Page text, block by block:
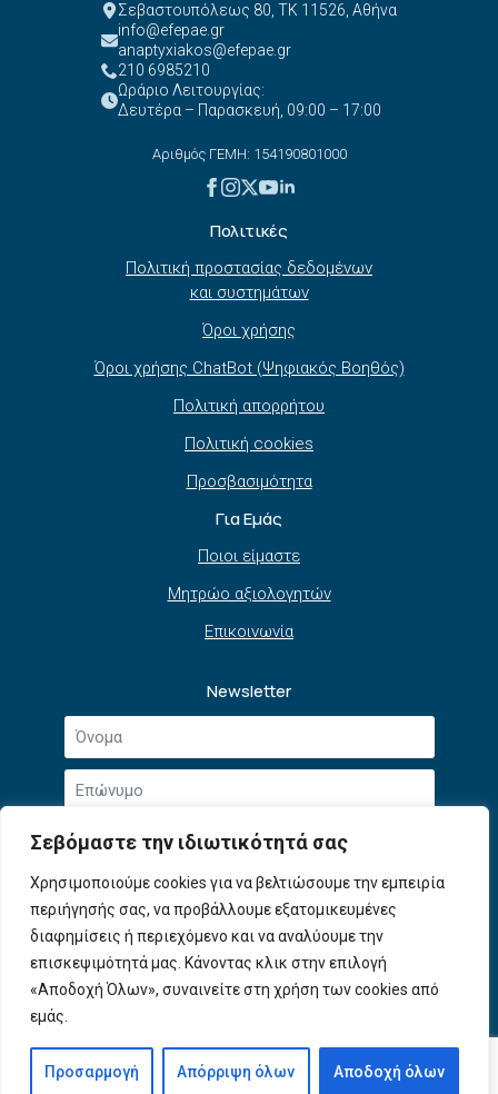
Σεβόμαστε την ιδιωτικότητά σας
Χρησιμοποιούμε cookies για να βελτιώσουμε την εμπειρία
περιήγησής σας, να προβάλλουμε εξατομικευμένες
διαφημίσεις ή περιεχόμενο και να αναλύουμε την
επισκεψιμότητά μας. Κάνοντας κλικ στην επιλογή
«Αποδοχή Όλων», συναινείτε στη χρήση των cookies από
εμάς.
Προσαρμογή Απόρριψη όλων Αποδοχή όλων
Σεβαστουπόλεως 80, ΤΚ 11526, Αθήνα
info@efepae.gr
anaptyxiakos@efepae.gr
210 6985210
Ωράριο Λειτουργίας:
Δευτέρα – Παρασκευή, 09:00 – 17:00
Αριθμός ΓΕΜΗ: 154190801000
Πολιτικές
Πολιτική προστασίας δεδομένων
και συστημάτων
Όροι χρήσης
Όροι χρήσης ChatBot (Ψηφιακός Βοηθός)
Πολιτική απορρήτου
Πολιτική cookies
Προσβασιμότητα
Για Εμάς
Ποιοι είμαστε
Μητρώο αξιολογητών
Επικοινωνία
Newsletter
Όνομα
Επώνυμο
Email
*
Αποδοχή
όρων
χρήσης
*
Συμφωνώ με την Πολιτική Απορρήτουκαι τους
Όρους Χρήσης.
Εγγραφή
© 2026 ΕΦΕΠΑΕ. All Rights Reserved